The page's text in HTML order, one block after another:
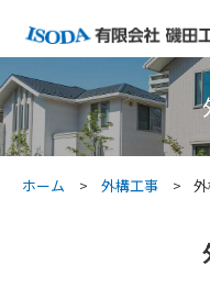
ホーム 外構工事